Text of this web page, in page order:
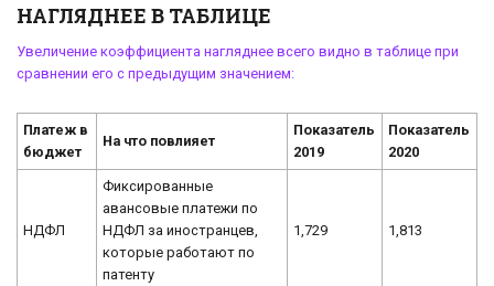
НАГЛЯДНЕЕ В ТАБЛИЦЕ
Увеличение коэффициента нагляднее всего видно в таблице при
сравнении его с предыдущим значением:
Платеж в
бюджет
На что повлияет
Показатель
2019
Показатель
2020
НДФЛ
Фиксированные
авансовые платежи по
НДФЛ за иностранцев,
которые работают по
патенту
1,729 1,813